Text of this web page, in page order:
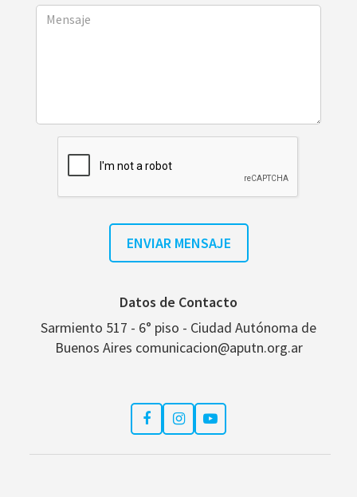
Datos de Contacto
Sarmiento 517 - 6° piso - Ciudad Autónoma de
Buenos Aires comunicacion@aputn.org.ar